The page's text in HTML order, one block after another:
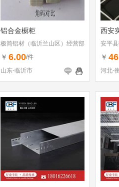
铝合金橱柜
极简铝材（临沂兰山区）经营部
￥ 6.00/件
山东-临沂市
西安
安平
￥
河北-